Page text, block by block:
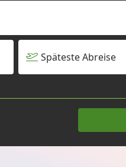
Späteste Abreise